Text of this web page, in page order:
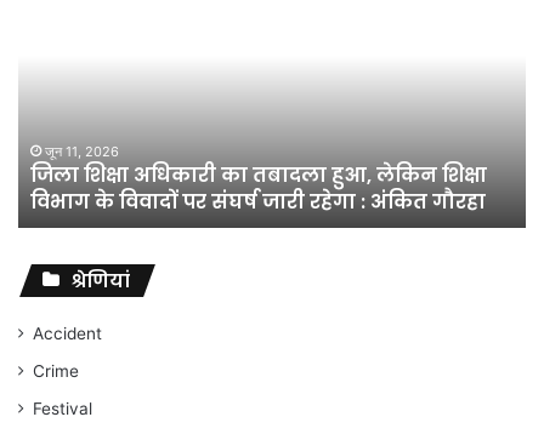
शिक्षा
विभाग
विवादों
संघर्ष
जारी
रहेगा
अंकित
गौरहा
जून 11, 2026
जिला शिक्षा अधिकारी का तबादला हुआ, लेकिन शिक्षा
विभाग के विवादों पर संघर्ष जारी रहेगा : अंकित गौरहा
श्रेणियां
Accident
Crime
Festival